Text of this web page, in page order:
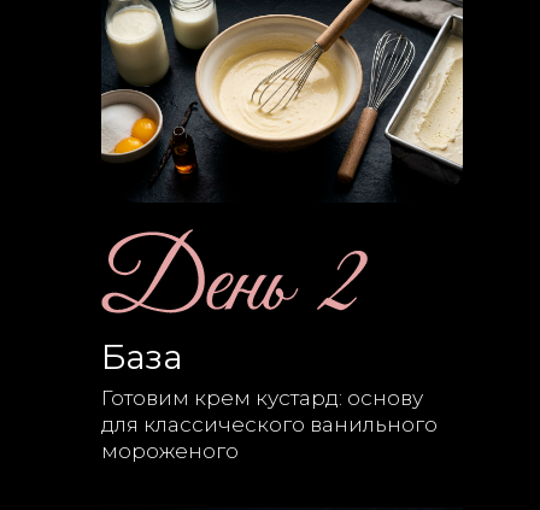
База
Готовим крем кустард: основу
для классического ванильного
мороженого